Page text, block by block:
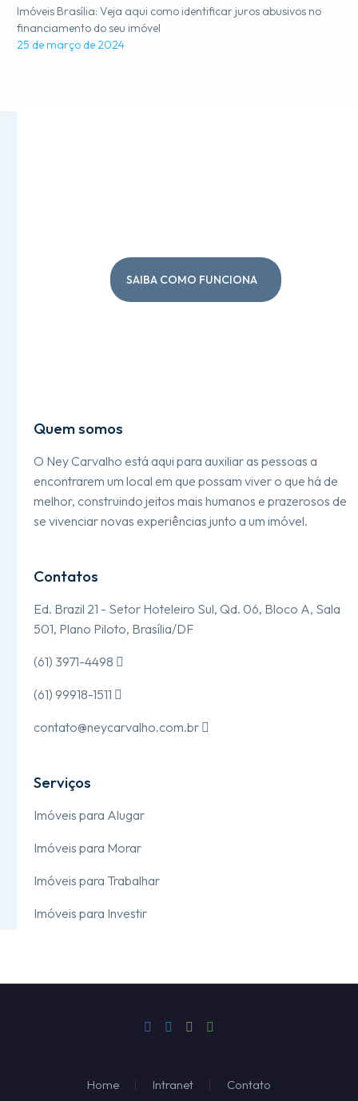
Imóveis Brasília: Veja aqui como identificar juros abusivos no
financiamento do seu imóvel
25 de março de 2024
SAIBA COMO FUNCIONA
Quem somos
O Ney Carvalho está aqui para auxiliar as pessoas a
encontrarem um local em que possam viver o que há de
melhor, construindo jeitos mais humanos e prazerosos de
se vivenciar novas experiências junto a um imóvel.
Contatos
Ed. Brazil 21 - Setor Hoteleiro Sul, Qd. 06, Bloco A, Sala
501, Plano Piloto, Brasília/DF

(61) 3971-4498

(61) 99918-1511

contato@neycarvalho.com.br
Serviços
Imóveis para Alugar
Imóveis para Morar
Imóveis para Trabalhar
Imóveis para Investir
Home Intranet Contato